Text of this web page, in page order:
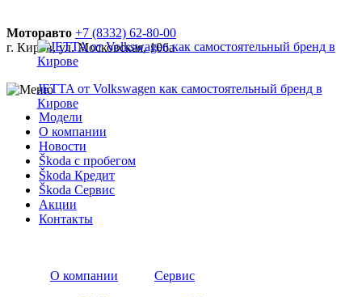
JETTA от Volkswagen как самостоятельный бренд в
Кирове
г. Киров, ул. Московская, 106а
Модели
О компании
Новости
Škoda с пробегом
Škoda Кредит
Škoda Сервис
Акции
Контакты